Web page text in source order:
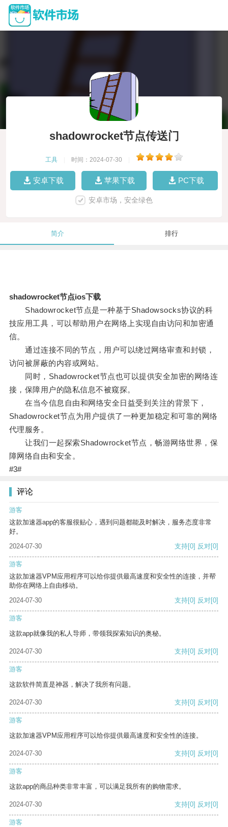
shadowrocket节点传送门
工具 时间：2024-07-30
安卓下载 苹果下载 PC下载
安卓市场，安全绿色
简介 排行
shadowrocket节点ios下载
Shadowrocket节点是一种基于Shadowsocks协议的科
技应用工具，可以帮助用户在网络上实现自由访问和加密通
信。
通过连接不同的节点，用户可以绕过网络审查和封锁，
访问被屏蔽的内容或网站。
同时，Shadowrocket节点也可以提供安全加密的网络连
接，保障用户的隐私信息不被窥探。
在当今信息自由和网络安全日益受到关注的背景下，
Shadowrocket节点为用户提供了一种更加稳定和可靠的网络
代理服务。
让我们一起探索Shadowrocket节点，畅游网络世界，保
障网络自由和安全。
#3#
评论
游客
这款加速器app的客服很贴心，遇到问题都能及时解决，服务态度非常
好。
2024-07-30
支持[0] 反对[0]
游客
这款加速器VPM应用程序可以给你提供最高速度和安全性的连接，并帮
助你在网络上自由移动。
2024-07-30
支持[0] 反对[0]
游客
这款app就像我的私人导师，带领我探索知识的奥秘。
2024-07-30 支持[0] 反对[0]
游客
这款软件简直是神器，解决了我所有问题。
2024-07-30 支持[0] 反对[0]
游客
这款加速器VPM应用程序可以给你提供最高速度和安全性的连接。
2024-07-30 支持[0] 反对[0]
游客
这款app的商品种类非常丰富，可以满足我所有的购物需求。
2024-07-30 支持[0] 反对[0]
游客